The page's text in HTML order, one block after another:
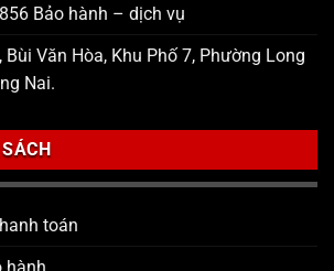
Bảo hành – dịch vụ
Bùi Văn Hòa, Khu Phố 7, Phường Long
Nai.
toán